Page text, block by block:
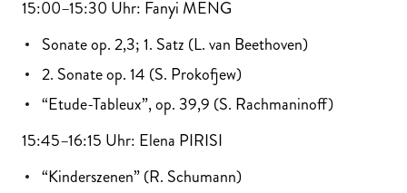
15:00–15:30 Uhr: Fanyi MENG
Sonate op. 2,3; 1. Satz (L. van Beethoven)
2. Sonate op. 14 (S. Prokofjew)
“Etude-Tableux”, op. 39,9 (S. Rachmaninoff)
15:45–16:15 Uhr: Elena PIRISI
“Kinderszenen” (R. Schumann)